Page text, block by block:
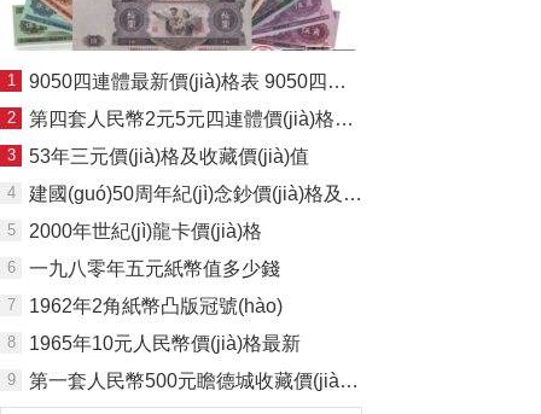
1 9050四連體最新價(jià)格表 9050四連體值多少錢
2 第四套人民幣2元5元四連體價(jià)格及投資分析
3 53年三元價(jià)格及收藏價(jià)值
4 建國(guó)50周年紀(jì)念鈔價(jià)格及投資收藏分析
5 2000年世紀(jì)龍卡價(jià)格
6 一九八零年五元紙幣值多少錢
7 1962年2角紙幣凸版冠號(hào)
8 1965年10元人民幣價(jià)格最新
9 第一套人民幣500元瞻德城收藏價(jià)值